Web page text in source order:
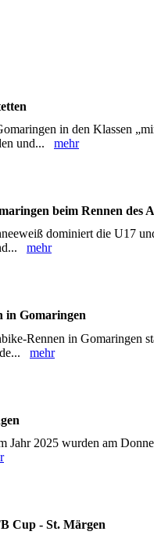
in den Klassen
und... mehr
beim Rennen des
dominiert die U17
mehr
in Gomaringen
Rennen in Gomaringen
mehr
Jahr 2025 wurden am
Cup - St. Märgen